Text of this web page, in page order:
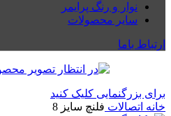
نوار و رنگ پرایمر
سایر محصولات
ارتباط باما
برای بزرگنمایی کلیک کنید
خانه اتصالات فلنچ سایز 8